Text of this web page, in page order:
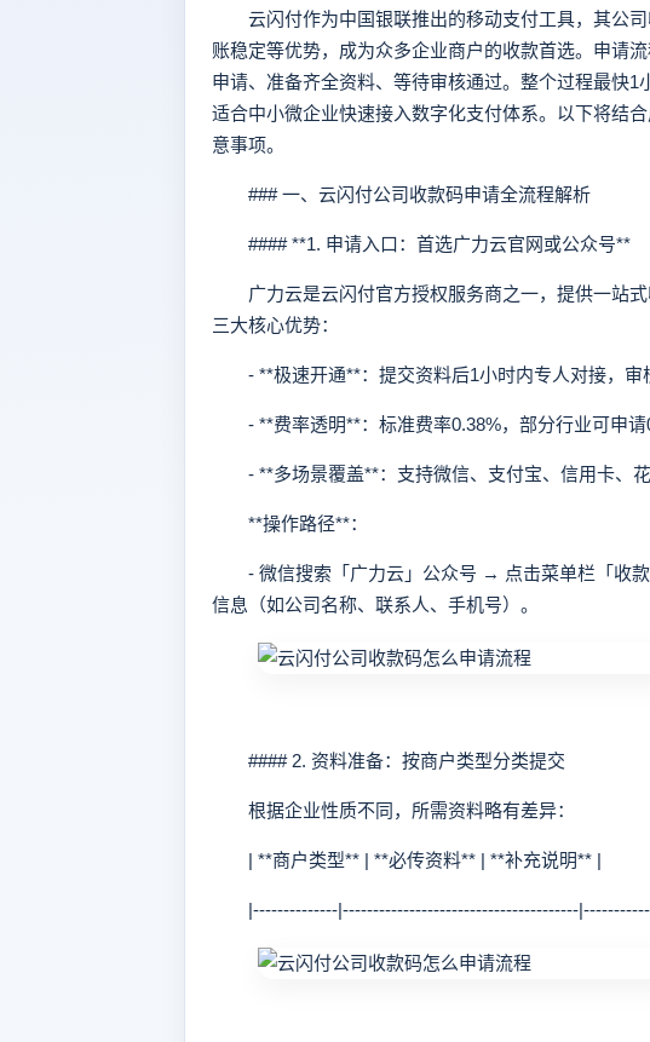
云闪付作为中国银联推出的移动支付工具，其公司
账稳定等优势，成为众多企业商户的收款首选。申请
申请、准备齐全资料、等待审核通过。整个过程最快
适合中小微企业快速接入数字化支付体系。以下将结
意事项。
### 一、云闪付公司收款码申请全流程解析
#### **1. 申请入口：首选广力云官网或公众号**
广力云是云闪付官方授权服务商之一，提供一站式
三大核心优势：
- **极速开通**：提交资料后1小时内专人对接，审
- **费率透明**：标准费率0.38%，部分行业可申请
- **多场景覆盖**：支持微信、支付宝、信用卡、花
**操作路径**：
- 微信搜索「广力云」公众号 → 点击菜单栏「收
信息（如公司名称、联系人、手机号）。
#### 2. 资料准备：按商户类型分类提交
根据企业性质不同，所需资料略有差异：
| **商户类型** | **必传资料** | **补充说明** |
|--------------|---------------------------------------